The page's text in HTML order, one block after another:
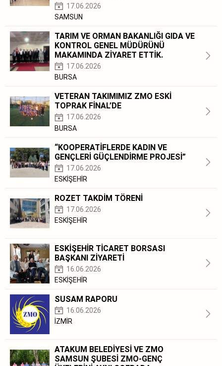
17.06.2026
SAMSUN
TARIM VE ORMAN BAKANLIĞI GIDA VE
KONTROL GENEL MÜDÜRÜNÜ
MAKAMINDA ZİYARET ETTİK.
17.06.2026
BURSA
VETERAN TAKIMIMIZ ZMO ESKİ
TOPRAK FİNAL’DE
17.06.2026
BURSA
“KOOPERATİFLERDE KADIN VE
GENÇLERİ GÜÇLENDİRME PROJESİ”
17.06.2026
ESKİŞEHİR
ROZET TAKDİM TÖRENİ
17.06.2026
ESKİŞEHİR
ESKİŞEHİR TİCARET BORSASI
BAŞKANI ZİYARETİ
16.06.2026
ESKİŞEHİR
SUSAM RAPORU
16.06.2026
İZMİR
ATAKUM BELEDİYESİ VE ZMO
SAMSUN ŞUBESİ ZMO-GENÇ